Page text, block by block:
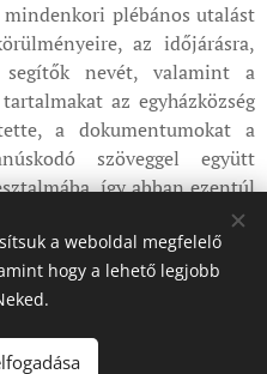
plébános utalást
az időjárásra,
nevét, valamint a
az egyházközség
a dokumentumokat a
szöveggel együtt
így abban ezentúl
Szent Őrzőangyalok
kerül felhelyezésre és
a weboldal megfelelő
hogy a lehető legjobb